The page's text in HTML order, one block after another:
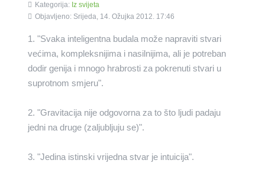
Kategorija: Iz svijeta
Objavljeno: Srijeda, 14. Ožujka 2012. 17:46
1. "Svaka inteligentna budala može napraviti stvari
većima, kompleksnijima i nasilnijima, ali je potreban
dodir genija i mnogo hrabrosti za pokrenuti stvari u
suprotnom smjeru".
2. "Gravitacija nije odgovorna za to što ljudi padaju
jedni na druge (zaljubljuju se)".
3. "Jedina istinski vrijedna stvar je intuicija".